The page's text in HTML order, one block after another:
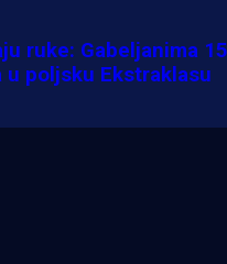
ruke: Gabeljanima 15
poljsku Ekstraklasu